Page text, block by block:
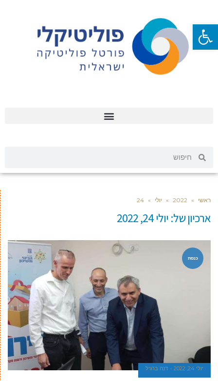
ראשי »
2022
» יולי »
24
ארכיון של:יולי 24, 2022
כנסת
יולי 24, 2022 דנה ברגיל
פתח סרגל נגישות